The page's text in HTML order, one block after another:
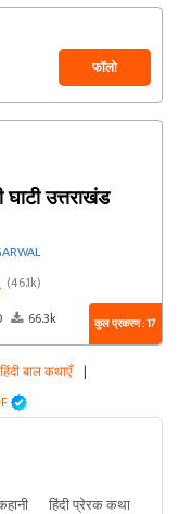
फॉलो
घाटी उत्तराखंड
(46.1k)
66.3k कुल प्रकरण : 17
हिंदी बाल कथाएँ |
हिंदी प्रेरक कथा